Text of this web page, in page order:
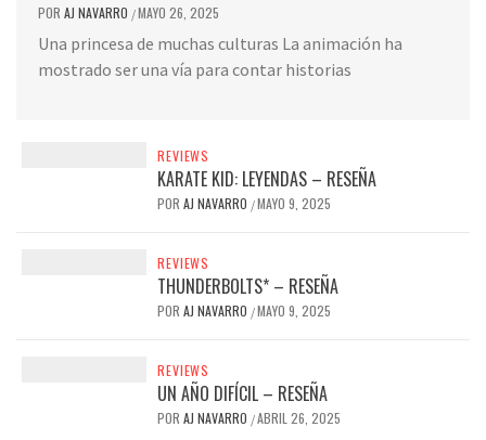
POR AJ NAVARRO /MAYO 26, 2025
Una princesa de muchas culturas La animación ha
mostrado ser una vía para contar historias
REVIEWS
KARATE KID: LEYENDAS – RESEÑA
POR AJ NAVARRO /MAYO 9, 2025
REVIEWS
THUNDERBOLTS* – RESEÑA
POR AJ NAVARRO /MAYO 9, 2025
REVIEWS
UN AÑO DIFÍCIL – RESEÑA
POR AJ NAVARRO /ABRIL 26, 2025